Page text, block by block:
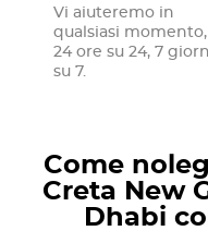
Vi aiuteremo in
qualsiasi momento,
24 ore su 24, 7
su 7.
Come
Creta New
Dhabi